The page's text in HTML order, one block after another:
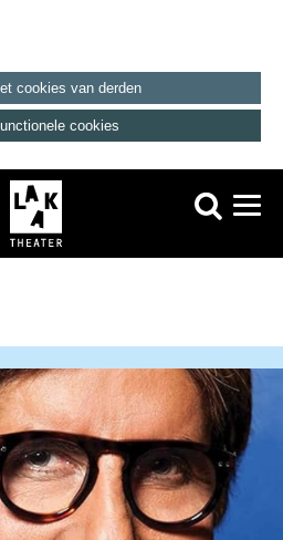
cookies van derden
cookies